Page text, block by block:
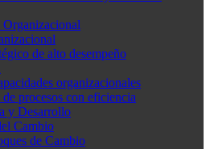
de alto desempeño
organizacionales
procesos con eficiencia
y Desarrollo
Cambio
de Cambio